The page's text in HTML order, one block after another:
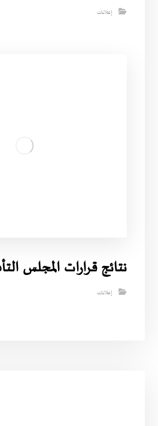
إعلانات
نتائج قرارات المجلس
إعلانات